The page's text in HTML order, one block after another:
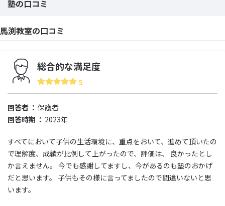
塾の口コミ
馬渕教室の口コミ
総合的な満足度
5
回答者
保護者
回答時期
2023年
すべてにおいて子供の生活環境に、重点をおいて、進めて頂いたの
で理解度、成績が比例して上がったので、評価は、 良かったとし
か言えません。 今でも感謝してますし、今があるのも塾のおかげ
だと思います。 子供もその様に言ってましたので間違いないと思
います。